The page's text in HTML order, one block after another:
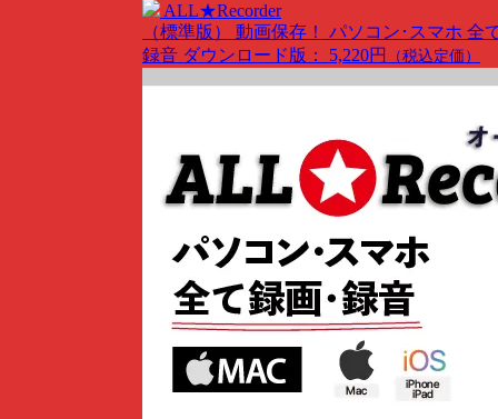
ALL★Recorder
（標準版） 動画保存！ パソコン･スマホ 全
録音 ダウンロード版： 5,220円 （税込定価）